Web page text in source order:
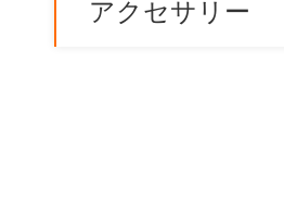
アクセサリー